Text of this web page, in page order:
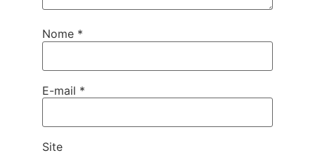
Nome *
E-mail *
Site